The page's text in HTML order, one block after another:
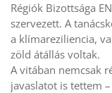
Régiók Bizottsága
szervezett. A
a klímareziliencia,
zöld átállás voltak.
A vitában nemcsak
javaslatot is tettem